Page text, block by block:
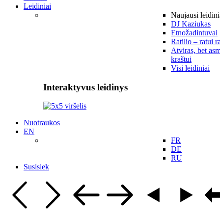
Leidiniai
Naujausi
DJ Kaziukas
Etnožadintuvai
Ratilio – ratui
Atviras, bet
kraštui
Visi leidiniai
Interaktyvus leidinys
Nuotraukos
EN
FR
DE
RU
Susisiek